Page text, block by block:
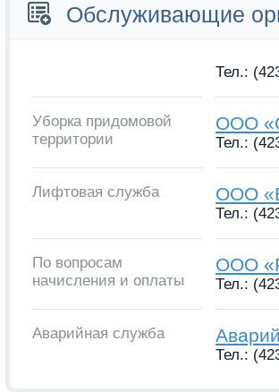
Обслуживающие
Тел.:
Уборка придомовой
территории
ООО
Тел.:
Лифтовая служба ООО
Тел.:
По вопросам
начисления и оплаты
ООО
Тел.:
Аварийная служба
Тел.: